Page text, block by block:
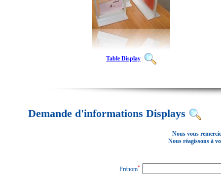
Table Display
Demande d'informations Displays
Nous vous
Nous réagissons à
Prénom*